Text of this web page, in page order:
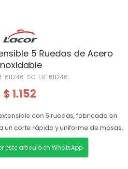
5 Ruedas de Acero
68246-SC-LR-68246
$ 1.152
con 5 ruedas, fabricado en
un corte rápido y uniforme de masas.
este articulo en WhatsApp